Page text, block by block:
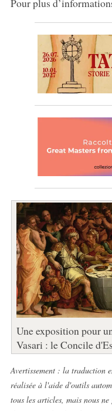
Une exposition pour
Vasari : le Concile
Avertissement : la traduction
réalisée à l'aide d'outils
tous les articles, mais nous